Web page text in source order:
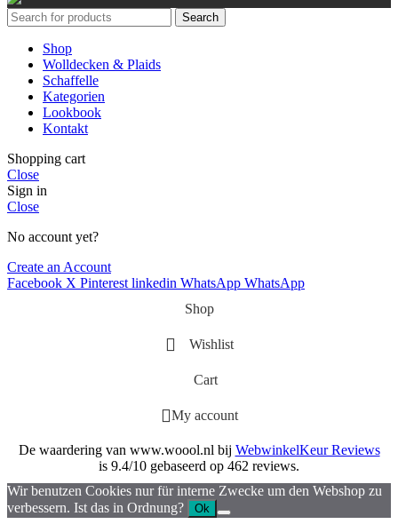
Search
Shop
Wolldecken & Plaids
Schaffelle
Kategorien
Lookbook
Kontakt
Shopping cart
Close
Sign in
Close
No account yet?
Create an Account
Facebook X Pinterest linkedin WhatsApp WhatsApp
Shop
Wishlist
Cart
My account
De waardering van www.woool.nl bij WebwinkelKeur Reviews
is 9.4/10 gebaseerd op 462 reviews.
Wir benutzen Cookies nur für interne Zwecke um den Webshop zu
verbessern. Ist das in Ordnung?
Ok